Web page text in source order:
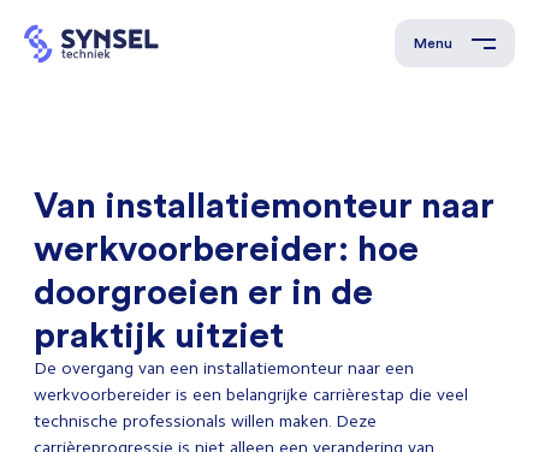
Menu
Van installatiemonteur naar
werkvoorbereider: hoe
doorgroeien er in de
praktijk uitziet
De overgang van een installatiemonteur naar een
werkvoorbereider is een belangrijke carrièrestap die veel
technische professionals willen maken. Deze
carrièreprogressie is niet alleen een verandering van